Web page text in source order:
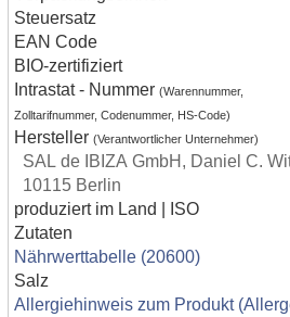
Steuersatz
EAN Code
BIO-zertifiziert
Intrastat - Nummer (Warennummer,
Zolltarifnummer, Codenummer, HS-Code)
Hersteller (Verantwortlicher Unternehmer)
SAL de IBIZA GmbH, Daniel C.
10115 Berlin
produziert im Land | ISO
Zutaten
Nährwerttabelle (20600)
Salz
Allergiehinweis zum Produkt